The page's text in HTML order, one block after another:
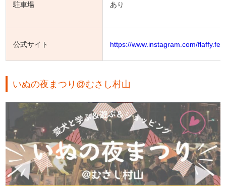
駐車場 あり
公式サイト https://www.instagram.com/flaffy.fes/
いぬの夜まつり@むさし村山